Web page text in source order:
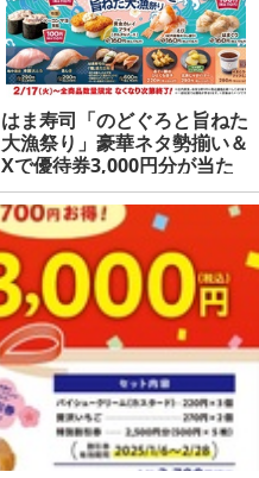
はま寿司「のどぐろと旨ねた
大漁祭り」豪華ネタ勢揃い＆
Xで優待券3,000円分が当た
る企画も | マネーの達人